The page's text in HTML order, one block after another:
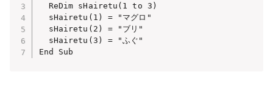
  ReDim sHairetu(1 to 3)
  sHairetu(1) = "マグロ"
  sHairetu(2) = "ブリ"
  sHairetu(3) = "ふぐ"